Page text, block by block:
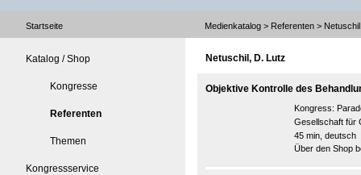
Startseite Medienkatalog > Referenten >
Katalog / Shop
Kongresse
Referenten
Themen
Kongressservice
Netuschil, D. Lutz
Objektive Kontrolle des
Kongress:
Gesellschaft für
45 min, deutsch
Über den Shop